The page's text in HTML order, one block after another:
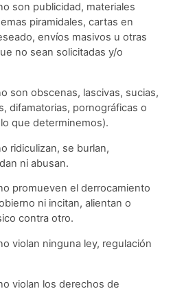
son publicidad, materiales
piramidales, cartas en
envíos masivos u otras
no sean solicitadas y/o
son obscenas, lascivas, sucias,
difamatorias, pornográficas o
que determinemos).
ridiculizan, se burlan,
ni abusan.
promueven el derrocamiento
ni incitan, alientan o
contra otro.
violan ninguna ley, regulación
violan los derechos de